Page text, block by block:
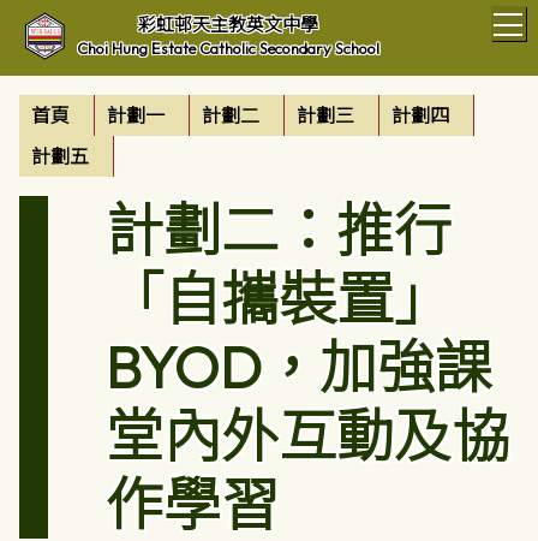
彩虹邨天主教英文中學
Choi Hung Estate Catholic Secondary School
首頁 計劃一 計劃二 計劃三
計劃四
計劃五
計劃二：推行
「自攜裝置」
BYOD，加強課
堂內外互動及協
作學習